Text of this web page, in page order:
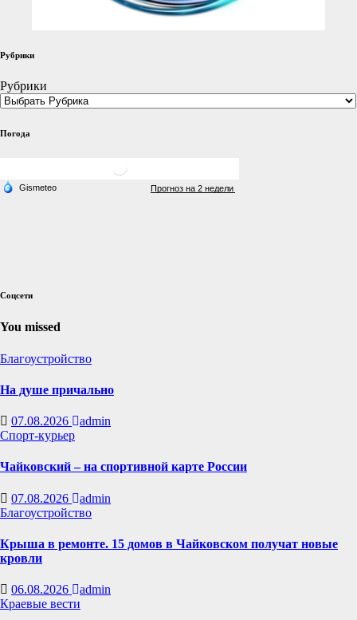
Рубрики
Рубрики
Погода
Соцсети
You missed
Благоустройство
На душе причально
07.08.2026
admin
Спорт-курьер
Чайковский – на спортивной карте России
07.08.2026
admin
Благоустройство
Крыша в ремонте. 15 домов в Чайковском получат новые
кровли
06.08.2026
admin
Краевые вести